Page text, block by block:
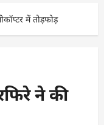
में तोड़फोड़
ने की